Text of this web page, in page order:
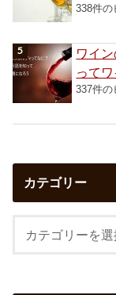
338件の
ワイ
って
337件の
カテゴリー